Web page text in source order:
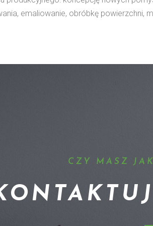
emaliowanie, obróbkę powierzchni,
CZY MASZ